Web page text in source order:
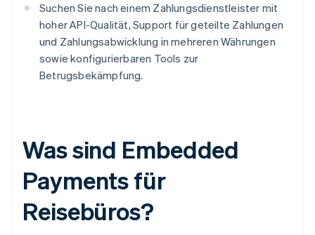
Suchen Sie nach einem Zahlungsdienstleister mit
hoher API-Qualität, Support für geteilte Zahlungen
und Zahlungsabwicklung in mehreren Währungen
sowie konfigurierbaren Tools zur
Betrugsbekämpfung.
Was sind Embedded
Payments für
Reisebüros?